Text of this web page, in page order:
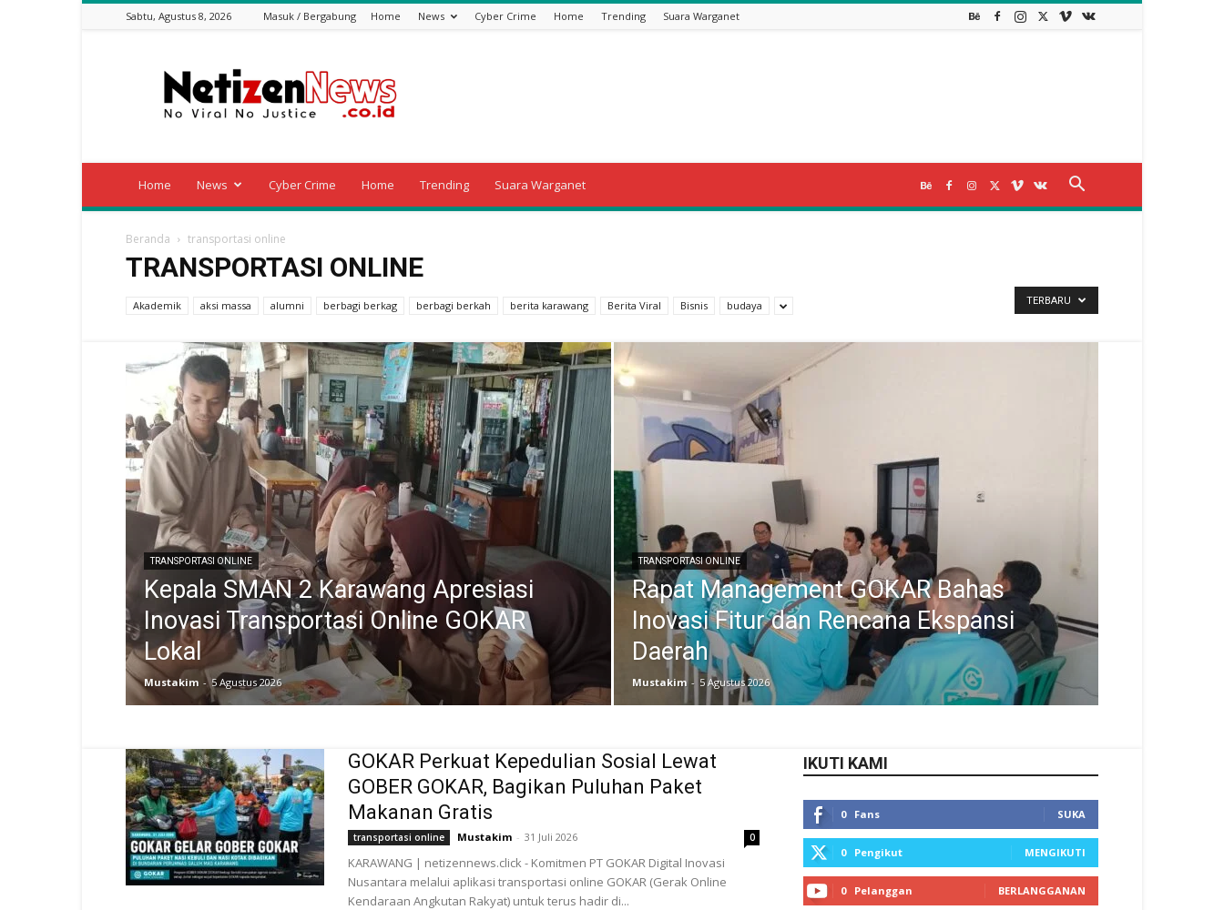
Sabtu, Agustus 8, 2026 Masuk / Bergabung Home News Cyber Crime Home Trending Suara Warganet
News
Home News Cyber Crime Home Trending Suara Warganet
Beranda transportasi online
TRANSPORTASI ONLINE
Akademik aksi massa alumni berbagi berkag berbagi berkah berita karawang Berita Viral Bisnis budaya TERBARU
TRANSPORTASI ONLINE
Kepala SMAN 2 Karawang Apresiasi
Inovasi Transportasi Online GOKAR
Lokal
Mustakim - 5 Agustus 2026
TRANSPORTASI ONLINE
Rapat Management GOKAR Bahas
Inovasi Fitur dan Rencana Ekspansi
Daerah
Mustakim - 5 Agustus 2026
GOKAR Perkuat Kepedulian Sosial Lewat
GOBER GOKAR, Bagikan Puluhan Paket
Makanan Gratis
transportasi online Mustakim - 31 Juli 2026 0
KARAWANG | netizennews.click - Komitmen PT GOKAR Digital Inovasi
Nusantara melalui aplikasi transportasi online GOKAR (Gerak Online
Kendaraan Angkutan Rakyat) untuk terus hadir di...
IKUTI KAMI
0 Fans SUKA
0 Pengikut MENGIKUTI
0 Pelanggan BERLANGGANAN